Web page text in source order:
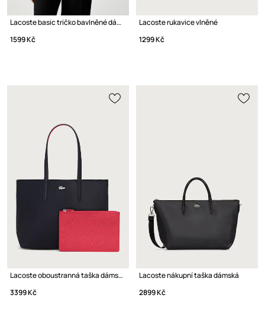
Lacoste basic tričko bavlněné dámské
1599 Kč
Lacoste rukavice vlněné
1299 Kč
Lacoste oboustranná taška dámská
3399 Kč
Lacoste nákupní taška dámská
2899 Kč